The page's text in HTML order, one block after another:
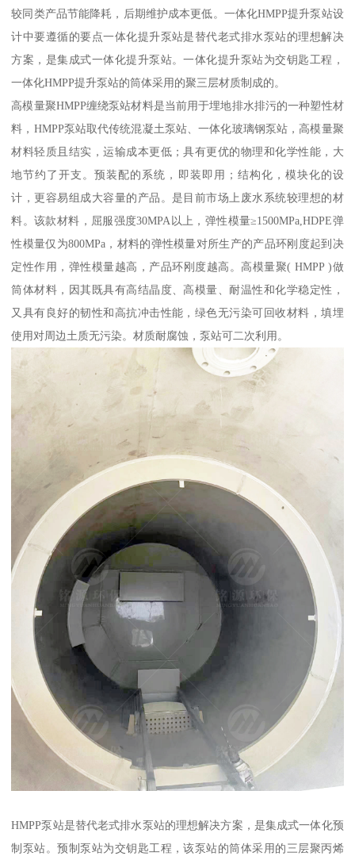
较同类产品节能降耗，后期维护成本更低。一体化HMPP提升泵站设
计中要遵循的要点一体化提升泵站是替代老式排水泵站的理想解决
方案，是集成式一体化提升泵站。一体化提升泵站为交钥匙工程，
一体化HMPP提升泵站的筒体采用的聚三层材质制成的。
高模量聚HMPP缠绕泵站材料是当前用于埋地排水排污的一种塑性材
料，HMPP泵站取代传统混凝土泵站、一体化玻璃钢泵站，高模量聚
材料轻质且结实，运输成本更低；具有更优的物理和化学性能，大
地节约了开支。预装配的系统，即装即用；结构化，模块化的设
计，更容易组成大容量的产品。是目前市场上废水系统较理想的材
料。该款材料，屈服强度30MPA以上，弹性模量≥1500MPa,HDPE弹
性模量仅为800MPa，材料的弹性模量对所生产的产品环刚度起到决
定性作用，弹性模量越高，产品环刚度越高。高模量聚( HMPP )做
筒体材料，因其既具有高结晶度、高模量、耐温性和化学稳定性，
又具有良好的韧性和高抗冲击性能，绿色无污染可回收材料，填埋
使用对周边土质无污染。材质耐腐蚀，泵站可二次利用。
HMPP泵站是替代老式排水泵站的理想解决方案，是集成式一体化预
制泵站。预制泵站为交钥匙工程，该泵站的筒体采用的三层聚丙烯